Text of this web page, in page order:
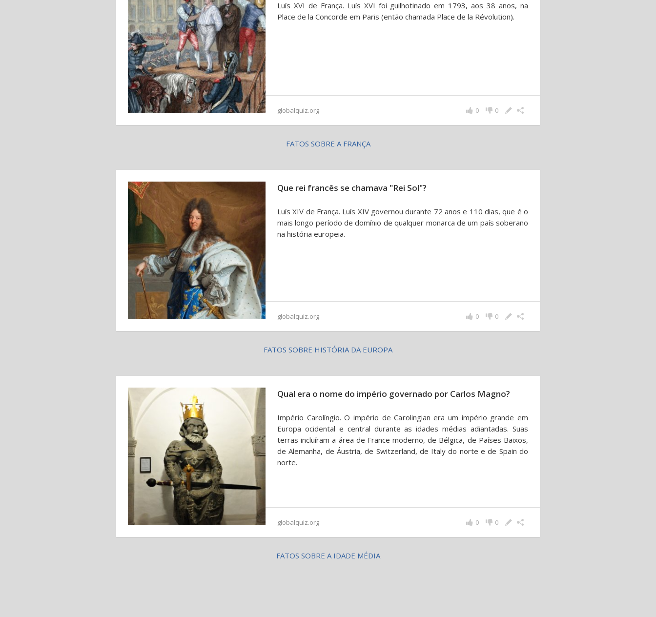
Luís XVI de França. Luís XVI foi guilhotinado em 1793, aos 38 anos, na
Place de la Concorde em Paris (então chamada Place de la Révolution).
globalquiz.org 0
0
FATOS SOBRE A FRANÇA
Que rei francês se chamava "Rei Sol"?
Luís XIV de França. Luís XIV governou durante 72 anos e 110 dias, que é o
mais longo período de domínio de qualquer monarca de um país soberano
na história europeia.
globalquiz.org 0
0
FATOS SOBRE HISTÓRIA DA EUROPA
Qual era o nome do império governado por Carlos Magno?
Império Carolíngio. O império de Carolingian era um império grande em
Europa ocidental e central durante as idades médias adiantadas. Suas
terras incluíram a área de France moderno, de Bélgica, de Países Baixos,
de Alemanha, de Áustria, de Switzerland, de Italy do norte e de Spain do
norte.
globalquiz.org 0
0
FATOS SOBRE A IDADE MÉDIA